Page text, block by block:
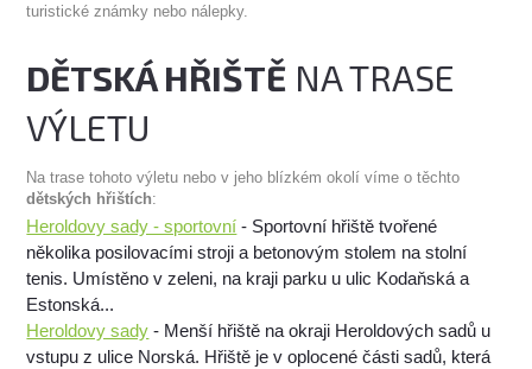
turistické známky nebo nálepky.
DĚTSKÁ HŘIŠTĚ NA TRASE
VÝLETU
Na trase tohoto výletu nebo v jeho blízkém okolí víme o těchto
dětských hřištích:
Heroldovy sady - sportovní - Sportovní hřiště tvořené
několika posilovacími stroji a betonovým stolem na stolní
tenis. Umístěno v zeleni, na kraji parku u ulic Kodaňská a
Estonská...
Heroldovy sady - Menší hřiště na okraji Heroldových sadů u
vstupu z ulice Norská. Hřiště je v oplocené části sadů, která